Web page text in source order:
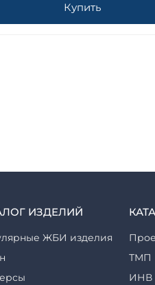
Купить
ИЗДЕЛИЙ
ЖБИ изделия
ТМП
ИНВ